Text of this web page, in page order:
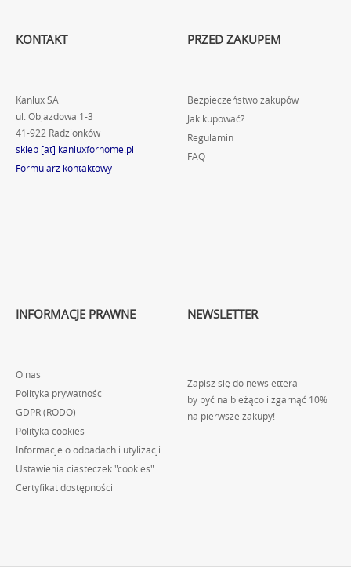
KONTAKT
Kanlux SA
ul. Objazdowa 1-3
41-922 Radzionków
sklep [at] kanluxforhome.pl
Formularz kontaktowy
PRZED ZAKUPEM
Bezpieczeństwo zakupów
Jak kupować?
Regulamin
FAQ
INFORMACJE PRAWNE
O nas
Polityka prywatności
GDPR (RODO)
Polityka cookies
Informacje o odpadach i utylizacji
Ustawienia ciasteczek "cookies"
Certyfikat dostępności
NEWSLETTER
Zapisz się do newslettera
by być na bieżąco i zgarnąć 10%
na pierwsze zakupy!